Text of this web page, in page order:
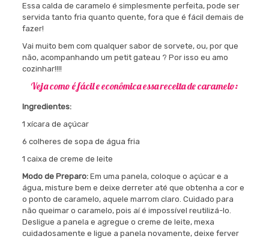
Essa calda de caramelo é simplesmente perfeita, pode ser
servida tanto fria quanto quente, fora que é fácil demais de
fazer!
Vai muito bem com qualquer sabor de sorvete, ou, por que
não, acompanhando um petit gateau ? Por isso eu amo
cozinhar!!!!
Veja como é fácil e econômica essa receita de caramelo:
Ingredientes:
1 xícara de açúcar
6 colheres de sopa de água fria
1 caixa de creme de leite
Modo de Preparo:Em uma panela, coloque o açúcar e a
água, misture bem e deixe derreter até que obtenha a cor e
o ponto de caramelo, aquele marrom claro. Cuidado para
não queimar o caramelo, pois aí é impossível reutilizá-lo.
Desligue a panela e agregue o creme de leite, mexa
cuidadosamente e ligue a panela novamente, deixe ferver